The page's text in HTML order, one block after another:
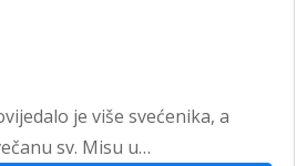
je više svećenika, a
sv. Misu u…